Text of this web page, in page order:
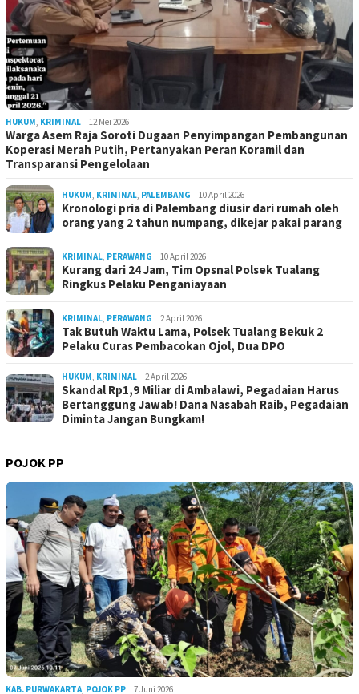
HUKUM, KRIMINAL 12 Mei 2026
Warga Asem Raja Soroti Dugaan Penyimpangan Pembangunan
Koperasi Merah Putih, Pertanyakan Peran Koramil dan
Transparansi Pengelolaan
HUKUM, KRIMINAL, PALEMBANG 10 April 2026
Kronologi pria di Palembang diusir dari rumah oleh
orang yang 2 tahun numpang, dikejar pakai parang
KRIMINAL, PERAWANG 10 April 2026
Kurang dari 24 Jam, Tim Opsnal Polsek Tualang
Ringkus Pelaku Penganiayaan
KRIMINAL, PERAWANG 2 April 2026
Tak Butuh Waktu Lama, Polsek Tualang Bekuk 2
Pelaku Curas Pembacokan Ojol, Dua DPO
HUKUM, KRIMINAL 2 April 2026
Skandal Rp1,9 Miliar di Ambalawi, Pegadaian Harus
Bertanggung Jawab! Dana Nasabah Raib, Pegadaian
Diminta Jangan Bungkam!
POJOK PP
KAB. PURWAKARTA, POJOK PP 7 Juni 2026